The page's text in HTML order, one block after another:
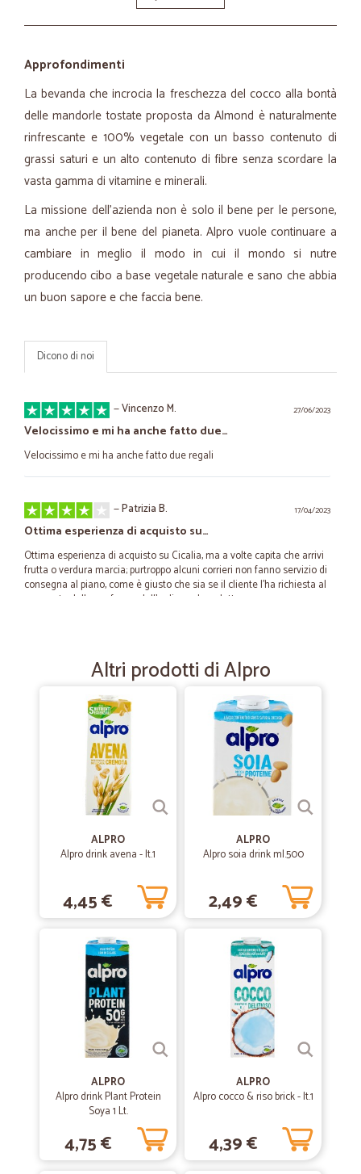
Approfondimenti
La bevanda che incrocia la freschezza del cocco alla bontà
delle mandorle tostate proposta da Almond è naturalmente
rinfrescante e 100% vegetale con un basso contenuto di
grassi saturi e un alto contenuto di fibre senza scordare la
vasta gamma di vitamine e minerali.
La missione dell'azienda non è solo il bene per le persone,
ma anche per il bene del pianeta. Alpro vuole continuare a
cambiare in meglio il modo in cui il mondo si nutre
producendo cibo a base vegetale naturale e sano che abbia
un buon sapore e che faccia bene.
Dicono di noi
27/06/2023
—Vincenzo M.
Velocissimo e mi ha anche fatto due…
Velocissimo e mi ha anche fatto due regali
17/04/2023
—Patrizia B.
Ottima esperienza di acquisto su…
Ottima esperienza di acquisto su Cicalia, ma a volte capita che arrivi
frutta o verdura marcia; purtroppo alcuni corrieri non fanno servizio di
consegna al piano, come è giusto che sia se il cliente l'ha richiesta al
momento della conferma dell'ordine, a loro detta, per non
—Mathis M.
Veloce e tutto bene
—Massimo L.
Acquisto vino
Tutto ok veloci e precisi sicuramente acquisterò ancora. Grazie
Eccellente servizio e prodotti.
Eccellente servizio e prodotti.
—Maurizia P.
Pienamente soddisfatta dell’acquisto
Pienamente soddisfatta dell’acquisto, trovi tutto quello di cui hai
bisogno, tempi di consegna super velocissimi. Lo consiglio
—Gabriella S.
Servizio perfetto.
Altri prodotti di Alpro
ALPRO
Alpro drink avena - lt.1
4,45 €
ALPRO
Alpro soia drink ml.500
2,49 €
ALPRO
Alpro drink Plant Protein
Soya 1 Lt.
4,75 €
ALPRO
Alpro cocco & riso brick - lt.1
4,39 €